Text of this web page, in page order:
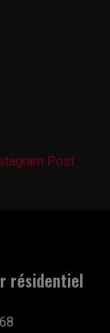
Post
résidentiel